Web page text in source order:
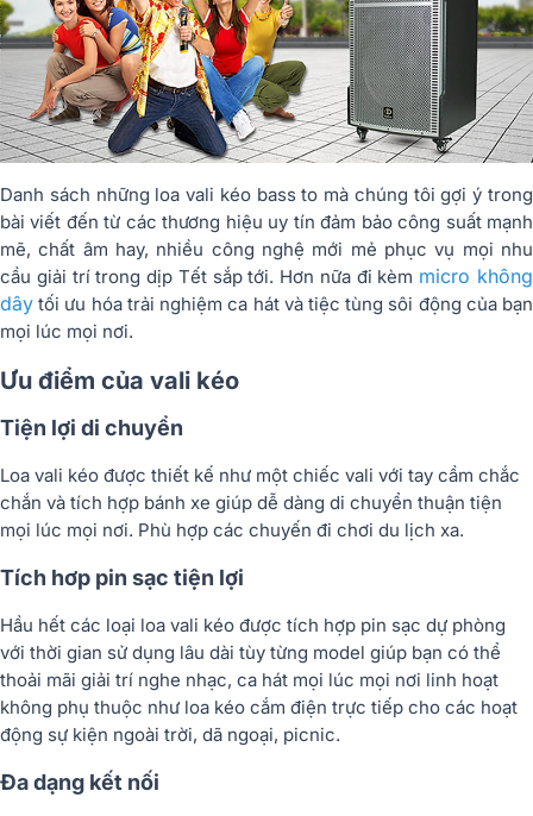
Danh sách những loa vali kéo bass to mà chúng tôi gợi ý trong
bài viết đến từ các thương hiệu uy tín đảm bảo công suất mạnh
mẽ, chất âm hay, nhiều công nghệ mới mẻ phục vụ mọi nhu
cầu giải trí trong dịp Tết sắp tới. Hơn nữa đi kèm micro không
dây tối ưu hóa trải nghiệm ca hát và tiệc tùng sôi động của bạn
mọi lúc mọi nơi.
Ưu điểm của vali kéo
Tiện lợi di chuyển
Loa vali kéo được thiết kế như một chiếc vali với tay cầm chắc
chắn và tích hợp bánh xe giúp dễ dàng di chuyển thuận tiện
mọi lúc mọi nơi. Phù hợp các chuyến đi chơi du lịch xa.
Tích hơp pin sạc tiện lợi
Hầu hết các loại loa vali kéo được tích hợp pin sạc dự phòng
với thời gian sử dụng lâu dài tùy từng model giúp bạn có thể
thoải mãi giải trí nghe nhạc, ca hát mọi lúc mọi nơi linh hoạt
không phụ thuộc như loa kéo cắm điện trực tiếp cho các hoạt
động sự kiện ngoài trời, dã ngoại, picnic.
Đa dạng kết nối